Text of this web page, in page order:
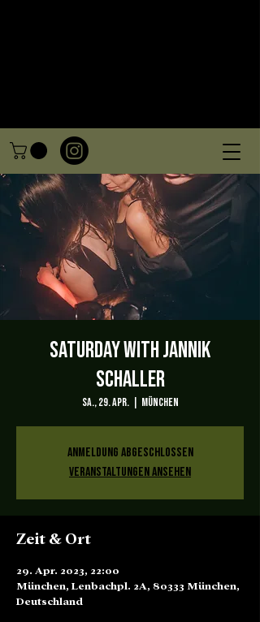
Saturday with Jannik
Schaller
Sa., 29. Apr.
  |
München
Anmeldung abgeschlossen
Veranstaltungen ansehen
Zeit & Ort
29. Apr. 2023, 22:00
München, Lenbachpl. 2A, 80333 München,
Deutschland